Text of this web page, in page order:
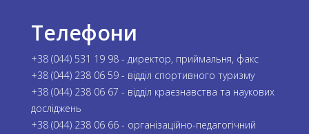
Телефони
+38 (044) 531 19 98 - директор, приймальня, факс
+38 (044) 238 06 59 - відділ спортивного туризму
+38 (044) 238 06 67 - відділ краєзнавства та наукових
досліджень
+38 (044) 238 06 66 - організаційно-педагогічний